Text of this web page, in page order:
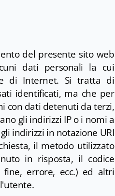
del presente sito web
dati personali la cui
di Internet. Si tratta di
identificati, ma che per
con dati detenuti da terzi,
gli indirizzi IP o i nomi a
indirizzi in notazione URI
il metodo utilizzato
in risposta, il codice
errore, ecc.) ed altri